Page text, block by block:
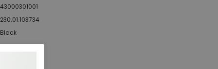
43000301001
230.01.103734
Black